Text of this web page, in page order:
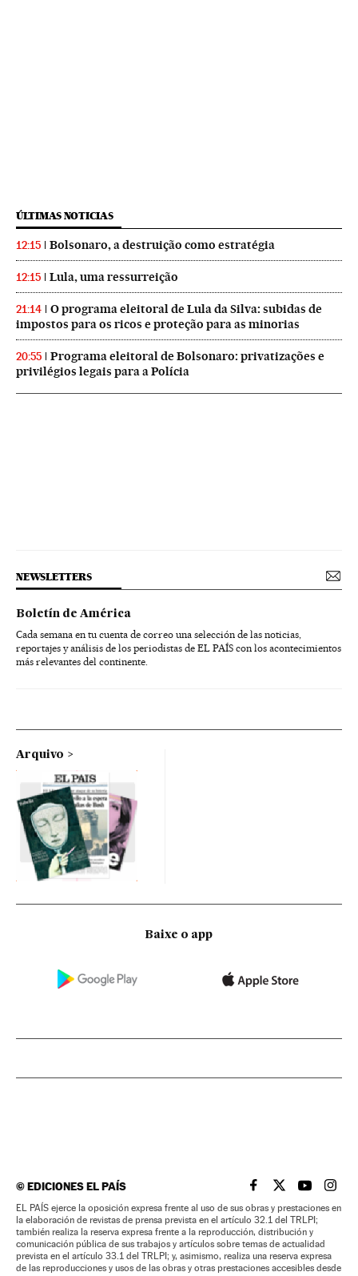
ÚLTIMAS NOTICIAS
12:15 Bolsonaro, a destruição como estratégia
12:15 Lula, uma ressurreição
21:14
O programa eleitoral de Lula da Silva: subidas de
impostos para os ricos e proteção para as minorias
20:55
Programa eleitoral de Bolsonaro: privatizações e
privilégios legais para a Polícia
NEWSLETTERS
Boletín de América
Cada semana en tu cuenta de correo una selección de las noticias,
reportajes y análisis de los periodistas de EL PAÍS con los acontecimientos
más relevantes del continente.
Arquivo
Baixe o app
©EDICIONES EL PAÍS EL PAÍS BRASIL EN
EL PAÍSEL PAÍS
EL
EL PAÍS ejerce la oposición expresa frente al uso de sus obras y prestaciones en
la elaboración de revistas de prensa prevista en el artículo 32.1 del TRLPI;
también realiza la reserva expresa frente a la reproducción, distribución y
comunicación pública de sus trabajos y artículos sobre temas de actualidad
prevista en el artículo 33.1 del TRLPI; y, asimismo, realiza una reserva expresa
de las reproducciones y usos de las obras y otras prestaciones accesibles desde